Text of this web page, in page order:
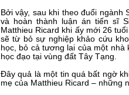
Bởi vậy, sau khi theo đuổi ngành
và hoàn thành luận án tiến sĩ
Matthieu Ricard khi ấy mới 26
sẽ từ bỏ sự nghiệp khảo cứu
học, bỏ cả tương lai của một
học đạo tại vùng đất Tây Tạng.
Đây quả là một tin quá bất ngờ
mẹ của Matthieu Ricard – những